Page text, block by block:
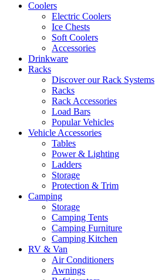
Coolers
Electric Coolers
Ice Chests
Soft Coolers
Accessories
Drinkware
Racks
Discover our Rack Systems
Racks
Rack Accessories
Load Bars
Popular Vehicles
Vehicle Accessories
Tables
Power & Lighting
Ladders
Storage
Protection & Trim
Camping
Storage
Camping Tents
Camping Furniture
Camping Kitchen
RV & Van
Air Conditioners
Awnings